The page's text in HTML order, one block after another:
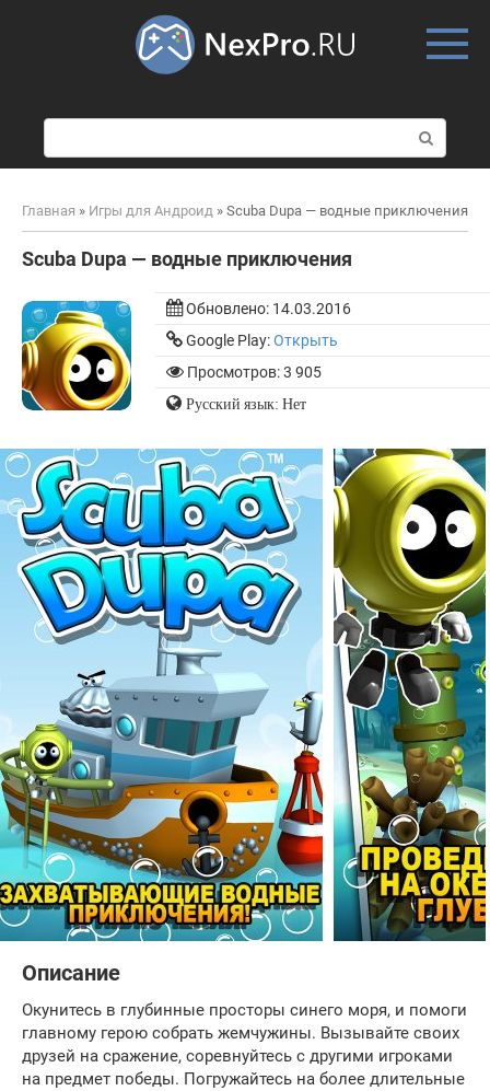
о
и
к
Главная » Игры для Андроид » Scuba Dupa — водные приключения
Scuba Dupa — водные приключения
Обновлено: 14.03.2016
Google Play:Открыть
Просмотров: 3 905
Русский язык: Нет
Описание
Окунитесь в глубинные просторы синего моря, и помоги
главному герою собрать жемчужины. Вызывайте своих
друзей на сражение, соревнуйтесь с другими игроками
на предмет победы. Погружайтесь на более длительные